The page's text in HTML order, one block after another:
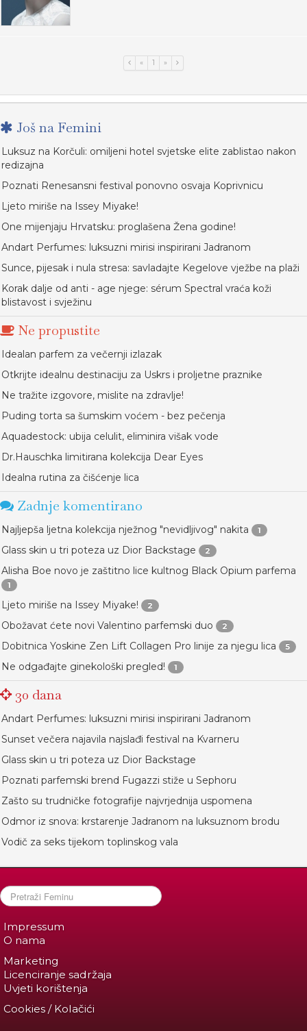
« 1 »
Još na Femini
Luksuz na Korčuli: omiljeni hotel svjetske elite zablistao nakon
redizajna
Poznati Renesansni festival ponovno osvaja Koprivnicu
Ljeto miriše na Issey Miyake!
One mijenjaju Hrvatsku: proglašena Žena godine!
Andart Perfumes: luksuzni mirisi inspirirani Jadranom
Sunce, pijesak i nula stresa: savladajte Kegelove vježbe na plaži
Korak dalje od anti - age njege: sérum Spectral vraća koži
blistavost i svježinu
Ne propustite
Idealan parfem za večernji izlazak
Otkrijte idealnu destinaciju za Uskrs i proljetne praznike
Ne tražite izgovore, mislite na zdravlje!
Puding torta sa šumskim voćem - bez pečenja
Aquadestock: ubija celulit, eliminira višak vode
Dr.Hauschka limitirana kolekcija Dear Eyes
Idealna rutina za čišćenje lica
Zadnje komentirano
Najljepša ljetna kolekcija nježnog "nevidljivog" nakita 1
Glass skin u tri poteza uz Dior Backstage 2
Alisha Boe novo je zaštitno lice kultnog Black Opium parfema
1
Ljeto miriše na Issey Miyake! 2
Obožavat ćete novi Valentino parfemski duo 2
Dobitnica Yoskine Zen Lift Collagen Pro linije za njegu lica 5
Ne odgađajte ginekološki pregled! 1
30 dana
Andart Perfumes: luksuzni mirisi inspirirani Jadranom
Sunset večera najavila najslađi festival na Kvarneru
Glass skin u tri poteza uz Dior Backstage
Poznati parfemski brend Fugazzi stiže u Sephoru
Zašto su trudničke fotografije najvrjednija uspomena
Odmor iz snova: krstarenje Jadranom na luksuznom brodu
Vodič za seks tijekom toplinskog vala
Impressum
O nama
Marketing
Licenciranje sadržaja
Uvjeti korištenja
Cookies / Kolačići